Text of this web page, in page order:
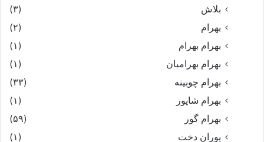
بلاش
(۳)
بهرام
(۲)
بهرام بهرام
(۱)
بهرام بهرامیان‏
(۱)
بهرام چوبینه
(۳۳)
بهرام شاپور
(۱)
بهرام گور
(۵۹)
پوران دخت
(۱)